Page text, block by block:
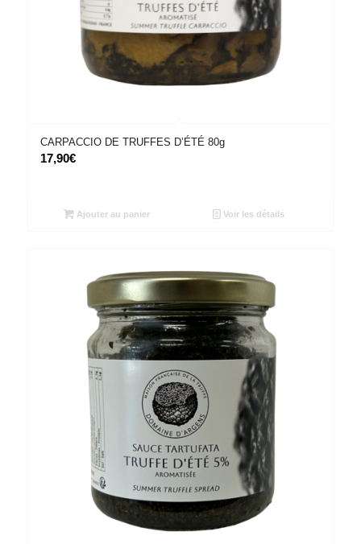
CARPACCIO DE TRUFFES D’ÉTÉ 80g
17,90€
Ajouter au panier Voir les détails